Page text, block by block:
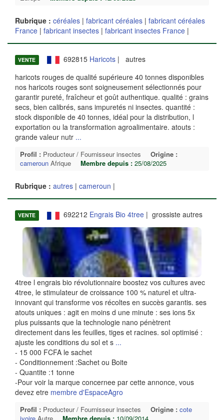
Rubrique : céréales | fabricant céréales | fabricant céréales
France | fabricant insectes | fabricant insectes France |
VENTE 692815 Haricots| autres
haricots rouges de qualité supérieure 40 tonnes disponibles
nos haricots rouges sont soigneusement sélectionnés pour
garantir pureté, fraîcheur et goût authentique. qualité : grains
secs, bien calibrés, sans impuretés ni insectes. quantité :
stock disponible de 40 tonnes, idéal pour la distribution, l
exportation ou la transformation agroalimentaire. atouts :
grande valeur nutr ...
Profil : Producteur / Fournisseur insectes
Origine :
cameroun Afrique Membre depuis : 25/08/2025
Rubrique : autres | cameroun |
VENTE 692212 Engrais Bio 4tree| grossiste autres
4tree l engrais bio révolutionnaire boostez vos cultures avec
4tree, le stimulateur de croissance 100 % naturel et ultra-
innovant qui transforme vos récoltes en succès garantis. ses
atouts uniques : agit en moins d une minute : ses ions 5x
plus puissants que la technologie nano pénètrent
directement dans les feuilles, tiges et racines. sol optimisé :
ajuste les conditions du sol et s ...
- 15 000 FCFA le sachet
- Conditionnement :Sachet ou Boite
- Quantite :1 tonne
-Pour voir la marque concernee par cette annonce, vous
devez etre membre d'EspaceAgro
Profil : Producteur / Fournisseur insectes Origine : cote